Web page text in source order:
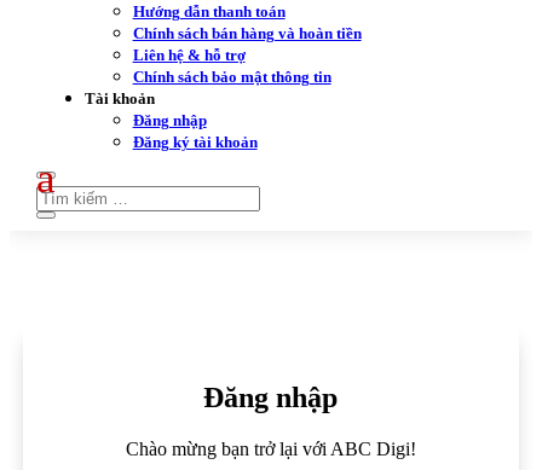
Hướng dẫn thanh toán
Chính sách bán hàng và hoàn tiền
Liên hệ & hỗ trợ
Chính sách bảo mật thông tin
Tài khoản
Đăng nhập
Đăng ký tài khoản
Đăng nhập
Chào mừng bạn trở lại với ABC Digi!